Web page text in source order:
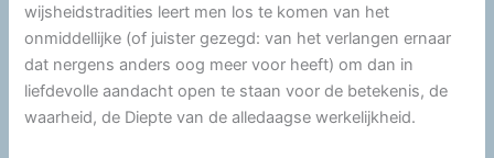
wijsheidstradities leert men los te komen van het
onmiddellijke (of juister gezegd: van het verlangen ernaar
dat nergens anders oog meer voor heeft) om dan in
liefdevolle aandacht open te staan voor de betekenis, de
waarheid, de Diepte van de alledaagse werkelijkheid.